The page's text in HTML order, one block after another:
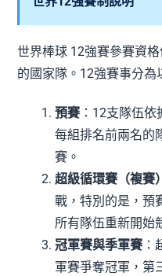
世界棒球 12強賽參賽資
的國家隊。12強賽事分為
預賽 ：12支隊伍
每組排名前兩名的
賽。
超級循環賽（複賽）
戰，特別的是，預
所有隊伍重新開始
冠軍賽與季軍賽
軍賽爭奪冠軍，第